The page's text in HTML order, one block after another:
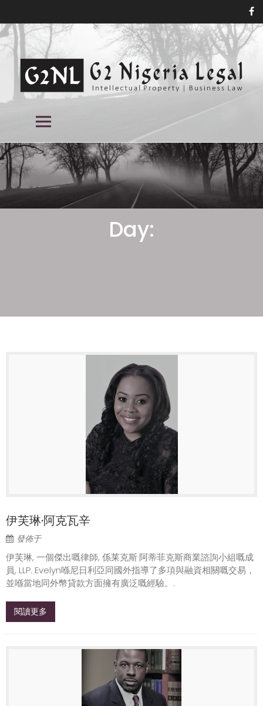
到
內
尼日利亞商標律師事務所, 尼日利亞專
利律師事務所, 尼日利亞知識產權律師
事務所,
尼日利亞商標律師事務所, 尼日利亞專利律師事務所, 尼日利亞知識產權律師
事務所, 尼日利亞知識產權律師事務所
Day:
伊芙琳·阿克瓦辛
發佈于
伊芙琳, 一個傑出嘅律師, 係莱克斯·阿蒂菲克斯商業諮詢小組嘅成
員, LLP. Evelyn喺尼日利亞同國外指導了多項與融資相關嘅交易，
並喺當地同外幣貸款方面擁有廣泛嘅經驗。.
閱讀更多